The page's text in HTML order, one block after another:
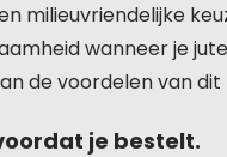
milieuvriendelijke
wanneer je
de voordelen van
je bestelt.